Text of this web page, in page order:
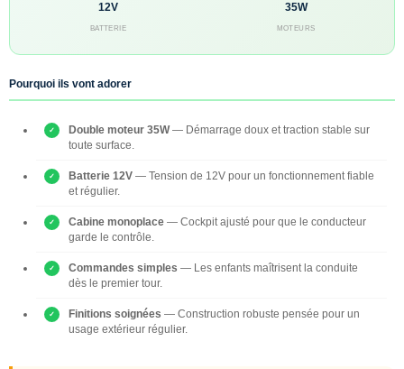
12V
BATTERIE
35W
MOTEURS
Pourquoi ils vont adorer
Double moteur 35W— Démarrage doux et traction stable sur
toute surface.
Batterie 12V — Tension de 12V pour un fonctionnement fiable
et régulier.
Cabine monoplace — Cockpit ajusté pour que le conducteur
garde le contrôle.
Commandes simples — Les enfants maîtrisent la conduite
dès le premier tour.
Finitions soignées — Construction robuste pensée pour un
usage extérieur régulier.